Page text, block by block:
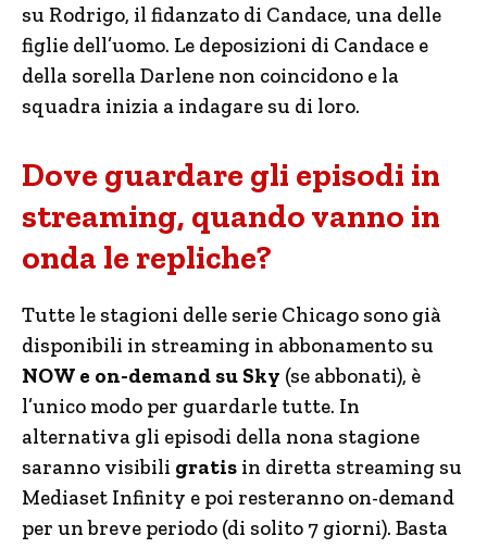
su Rodrigo, il fidanzato di Candace, una delle
figlie dell’uomo. Le deposizioni di Candace e
della sorella Darlene non coincidono e la
squadra inizia a indagare su di loro.
Dove guardare gli episodi in
streaming, quando vanno in
onda le repliche?
Tutte le stagioni delle serie Chicago sono già
disponibili in streaming in abbonamento su
NOW e on-demand su Sky (se abbonati), è
l’unico modo per guardarle tutte. In
alternativa gli episodi della nona stagione
saranno visibili gratis in diretta streaming su
Mediaset Infinity e poi resteranno on-demand
per un breve periodo (di solito 7 giorni). Basta